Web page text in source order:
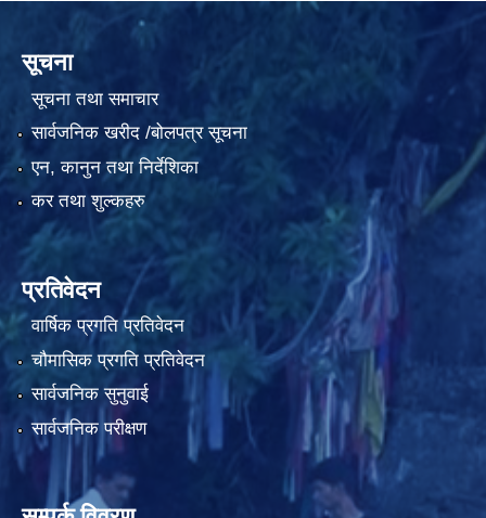
सूचना
सूचना तथा समाचार
सार्वजनिक खरीद /बोलपत्र सूचना
एन, कानुन तथा निर्देशिका
कर तथा शुल्कहरु
प्रतिवेदन
वार्षिक प्रगति प्रतिवेदन
चौमासिक प्रगति प्रतिवेदन
सार्वजनिक सुनुवाई
सार्वजनिक परीक्षण